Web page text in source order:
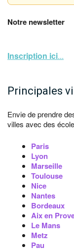
Notre newsletter
Inscription ici...
Principales
Envie de prendre
villes avec des
Paris
Lyon
Marseille
Toulouse
Nice
Nantes
Bordeaux
Aix en
Le Mans
Metz
Pau